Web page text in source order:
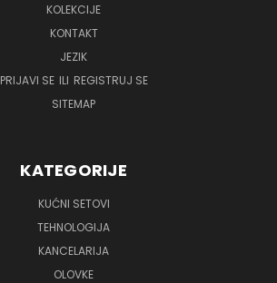
KOLEKCIJE
KONTAKT
JEZIK
PRIJAVI SE ILI REGISTRUJ SE
SITEMAP
KATEGORIJE
KUĆNI SETOVI
TEHNOLOGIJA
KANCELARIJA
OLOVKE